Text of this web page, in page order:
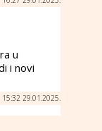
u
i novi
15:32 29.01.2025.